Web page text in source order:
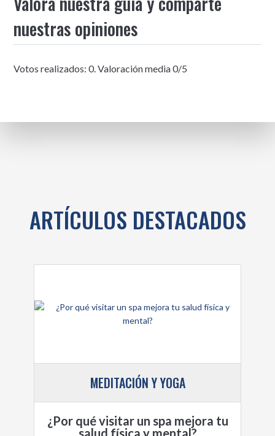
nuestras opiniones
Votos realizados:0. Valoración media0/5
ARTÍCULOS DESTACADOS
MEDITACIÓN Y YOGA
¿Por qué visitar un spa mejora tu
salud física y mental?